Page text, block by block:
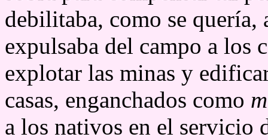
debilitaba, como se
expulsaba del campo a los
explotar las minas y
casas, enganchados como
a los nativos en el servicio